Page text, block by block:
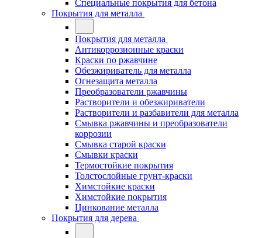
Специальные покрытия для бетона
Покрытия для металла
Покрытия для металла
Антикоррозионные краски
Краски по ржавчине
Обезжириватель для металла
Огнезащита металла
Преобразователи ржавчины
Растворители и обезжириватели
Растворители и разбавители для металла
Смывка ржавчины и преобразователи
коррозии
Смывка старой краски
Смывки краски
Термостойкие покрытия
Толстослойные грунт-краски
Химстойкие краски
Химстойкие покрытия
Цинкование металла
Покрытия для дерева